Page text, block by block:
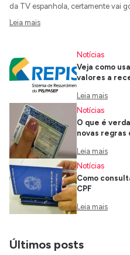
da TV espanhola, certamente vai
Leia mais
Notícias
Veja como
valores a
Leia mais
Notícias
O que é
novas regras
Leia mais
Notícias
Como
CPF
Leia mais
Últimos posts